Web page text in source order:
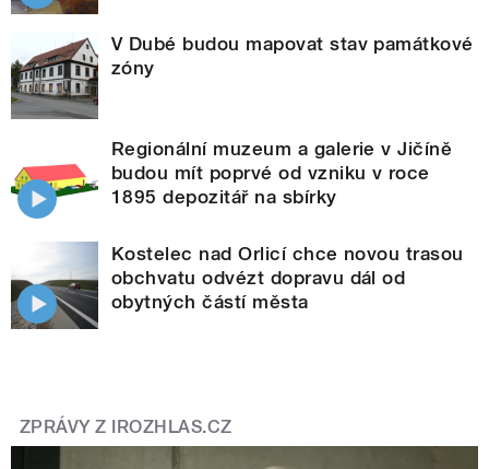
V Dubé budou mapovat stav památkové
zóny
Regionální muzeum a galerie v Jičíně
budou mít poprvé od vzniku v roce
1895 depozitář na sbírky
Kostelec nad Orlicí chce novou trasou
obchvatu odvézt dopravu dál od
obytných částí města
ZPRÁVY Z IROZHLAS.CZ